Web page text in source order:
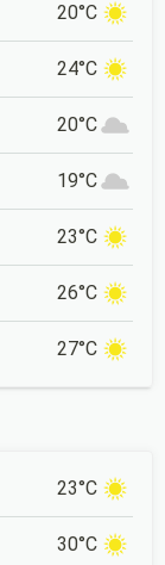
20°C
24°C
20°C
19°C
23°C
26°C
27°C
23°C
30°C